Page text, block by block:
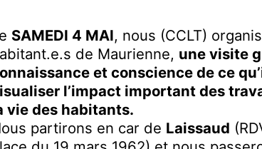
SAMEDI 4 MAI, nous (CCLT)
de Maurienne, une visite
et conscience de ce
l’impact important des
vie des habitants.
partirons en car de Laissaud